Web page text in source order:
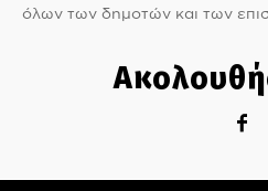
όλων των δημοτών και των